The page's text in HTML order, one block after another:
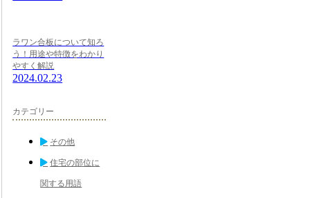
ラワン合板について知ろ
う！用途や特徴をわかり
やすく解説
2024.02.23
カテゴリー
その他
住宅の部位に
関する用語